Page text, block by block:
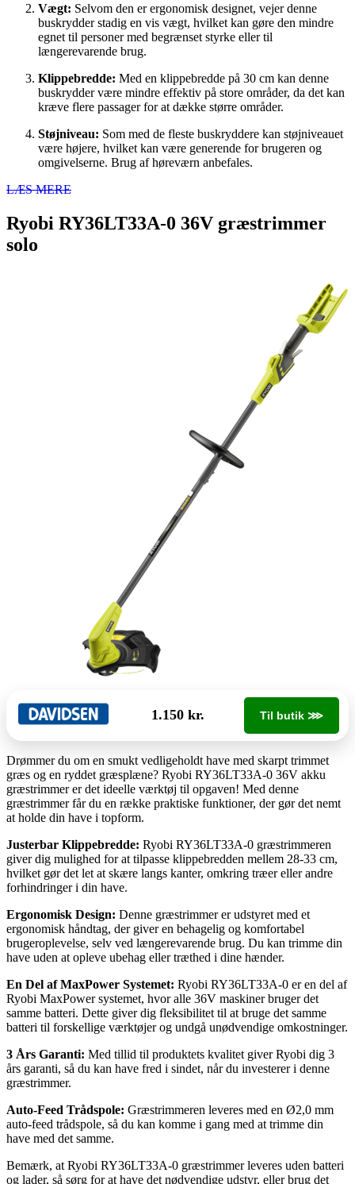
Vægt: Selvom den er ergonomisk designet, vejer denne
buskrydder stadig en vis vægt, hvilket kan gøre den mindre
egnet til personer med begrænset styrke eller til
længerevarende brug.
Klippebredde: Med en klippebredde på 30 cm kan denne
buskrydder være mindre effektiv på store områder, da det kan
kræve flere passager for at dække større områder.
Støjniveau: Som med de fleste buskryddere kan støjniveauet
være højere, hvilket kan være generende for brugeren og
omgivelserne. Brug af høreværn anbefales.
LÆS MERE
Ryobi RY36LT33A-0 36V græstrimmer
solo
1.150 kr. Til butik ⋙
Drømmer du om en smukt vedligeholdt have med skarpt trimmet
græs og en ryddet græsplæne? Ryobi RY36LT33A-0 36V akku
græstrimmer er det ideelle værktøj til opgaven! Med denne
græstrimmer får du en række praktiske funktioner, der gør det nemt
at holde din have i topform.
Justerbar Klippebredde: Ryobi RY36LT33A-0 græstrimmeren
giver dig mulighed for at tilpasse klippebredden mellem 28-33 cm,
hvilket gør det let at skære langs kanter, omkring træer eller andre
forhindringer i din have.
Ergonomisk Design: Denne græstrimmer er udstyret med et
ergonomisk håndtag, der giver en behagelig og komfortabel
brugeroplevelse, selv ved længerevarende brug. Du kan trimme din
have uden at opleve ubehag eller træthed i dine hænder.
En Del af MaxPower Systemet: Ryobi RY36LT33A-0 er en del af
Ryobi MaxPower systemet, hvor alle 36V maskiner bruger det
samme batteri. Dette giver dig fleksibilitet til at bruge det samme
batteri til forskellige værktøjer og undgå unødvendige omkostninger.
3 Års Garanti: Med tillid til produktets kvalitet giver Ryobi dig 3
års garanti, så du kan have fred i sindet, når du investerer i denne
græstrimmer.
Auto-Feed Trådspole: Græstrimmeren leveres med en Ø2,0 mm
auto-feed trådspole, så du kan komme i gang med at trimme din
have med det samme.
Bemærk, at Ryobi RY36LT33A-0 græstrimmer leveres uden batteri
og lader, så sørg for at have det nødvendige udstyr, eller brug det